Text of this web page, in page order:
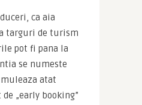
ca aia
targuri de turism
pot fi pana la
se numeste
atat
„early booking”